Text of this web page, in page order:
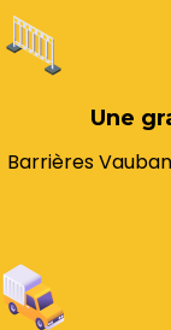
Une
Barrières